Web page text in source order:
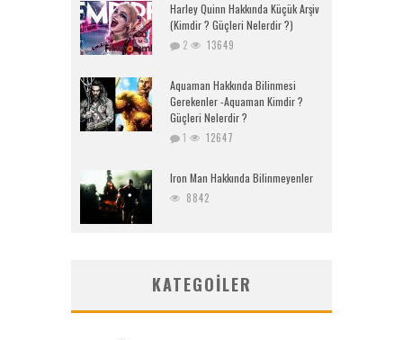
Harley Quinn Hakkında Küçük Arşiv
(Kimdir ? Güçleri Nelerdir ?)
2 13649
Aquaman Hakkında Bilinmesi
Gerekenler -Aquaman Kimdir ?
Güçleri Nelerdir ?
1 12647
Iron Man Hakkında Bilinmeyenler
8842
KATEGOILER